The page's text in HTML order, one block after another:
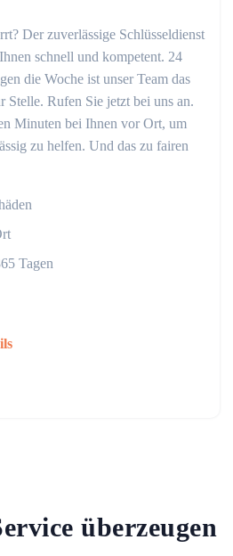
Der zuverlässige Schlüsseldienst
schnell und kompetent. 24
die Woche ist unser Team das
Stelle. Rufen Sie jetzt bei uns an.
Minuten bei Ihnen vor Ort, um
zu helfen. Und das zu fairen
Tagen
überzeugen